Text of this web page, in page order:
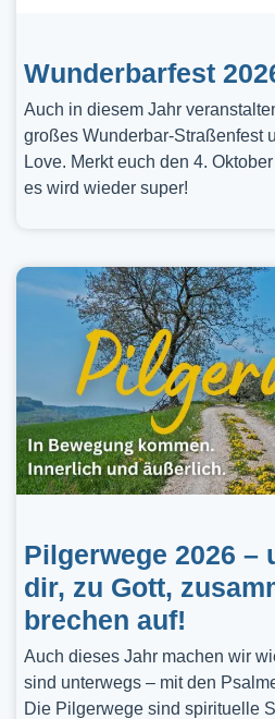
Wunderbarfest
Auch in diesem Jahr
großes Wunderbar-Straßenfest
Love. Merkt euch den 4.
es wird wieder super!
Pilgerwege 2026 –
dir, zu Gott,
brechen auf!
Auch dieses Jahr machen wir
sind unterwegs – mit den
Die Pilgerwege sind spirituelle